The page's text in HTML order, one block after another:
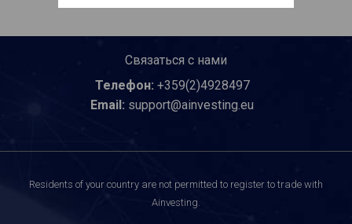
Связаться с нами
Телефон: +359(2)4928497
Email: support@ainvesting.eu
Residents of your country are not permitted to register to trade with
Ainvesting.